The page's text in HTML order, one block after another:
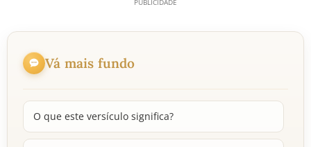
Vá mais fundo
O que este versículo significa?